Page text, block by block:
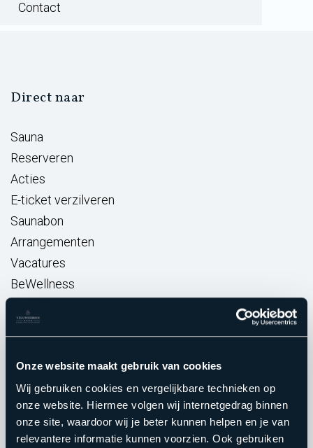
Onze website maakt gebruik van cookies
Wij gebruiken cookies en vergelijkbare technieken op
onze website. Hiermee volgen wij internetgedrag binnen
onze site, waardoor wij je beter kunnen helpen en je van
relevantere informatie kunnen voorzien. Ook gebruiken
Contact
Direct naar
Sauna
Reserveren
Acties
E-ticket verzilveren
Saunabon
Arrangementen
Vacatures
BeWellness
Wellness Giftcard
Praktische info
Entreeprijzen
Badenkaarten